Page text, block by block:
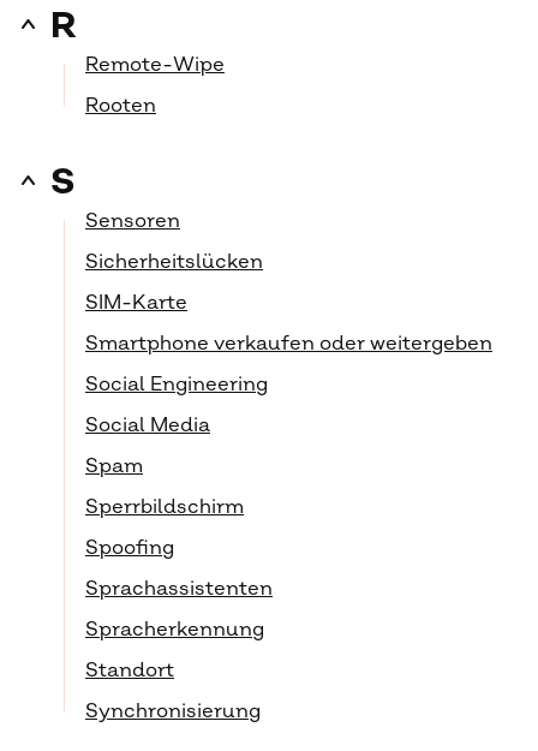
R
Remote-Wipe
Rooten
S
Sensoren
Sicherheitslücken
SIM-Karte
Smartphone verkaufen oder weitergeben
Social Engineering
Social Media
Spam
Sperrbildschirm
Spoofing
Sprachassistenten
Spracherkennung
Standort
Synchronisierung